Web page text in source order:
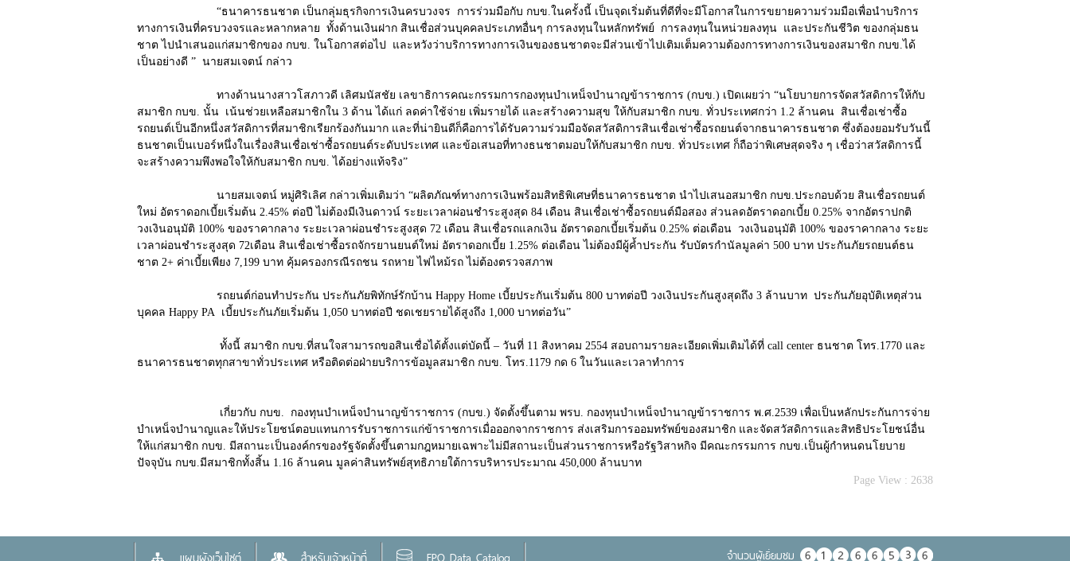
“ธนาคารธนชาต เป็นกลุ่มธุรกิจการเงินครบวงจร การร่วมมือกับ กบข.ในครั้งนี้ เป็นจุดเริ่มต้นที่ดีที่จะมีโอกาสในการขยายความร่วมมือเพื่อนำบริการ
ทางการเงินที่ครบวงจรและหลากหลาย ทั้งด้านเงินฝาก สินเชื่อส่วนบุคคลประเภทอื่นๆ การลงทุนในหลักทรัพย์ การลงทุนในหน่วยลงทุน และประกันชีวิต ของกลุ่มธน
ชาต ไปนำเสนอแก่สมาชิกของ กบข. ในโอกาสต่อไป และหวังว่าบริการทางการเงินของธนชาตจะมีส่วนเข้าไปเติมเต็มความต้องการทางการเงินของสมาชิก กบข.ได้
เป็นอย่างดี ” นายสมเจตน์ กล่าว
ทางด้านนางสาวโสภาวดี เลิศมนัสชัย เลขาธิการคณะกรรมการกองทุนบำเหน็จบำนาญข้าราชการ (กบข.) เปิดเผยว่า “นโยบายการจัดสวัสดิการให้กับ
สมาชิก กบข. นั้น เน้นช่วยเหลือสมาชิกใน 3 ด้าน ได้แก่ ลดค่าใช้จ่าย เพิ่มรายได้ และสร้างความสุข ให้กับสมาชิก กบข. ทั่วประเทศกว่า 1.2 ล้านคน สินเชื่อเช่าซื้อ
รถยนต์เป็นอีกหนึ่งสวัสดิการที่สมาชิกเรียกร้องกันมาก และที่น่ายินดีก็คือการได้รับความร่วมมือจัดสวัสดิการสินเชื่อเช่าซื้อรถยนต์จากธนาคารธนชาต ซึ่งต้องยอมรับวันนี้
ธนชาตเป็นเบอร์หนึ่งในเรื่องสินเชื่อเช่าซื้อรถยนต์ระดับประเทศ และข้อเสนอที่ทางธนชาตมอบให้กับสมาชิก กบข. ทั่วประเทศ ก็ถือว่าพิเศษสุดจริง ๆ เชื่อว่าสวัสดิการนี้
จะสร้างความพึงพอใจให้กับสมาชิก กบข. ได้อย่างแท้จริง”
นายสมเจตน์ หมู่ศิริเลิศ กล่าวเพิ่มเติมว่า “ผลิตภัณฑ์ทางการเงินพร้อมสิทธิพิเศษที่ธนาคารธนชาต นำไปเสนอสมาชิก กบข.ประกอบด้วย สินเชื่อรถยนต์
ใหม่ อัตราดอกเบี้ยเริ่มต้น 2.45% ต่อปี ไม่ต้องมีเงินดาวน์ ระยะเวลาผ่อนชำระสูงสุด 84 เดือน สินเชื่อเช่าซื้อรถยนต์มือสอง ส่วนลดอัตราดอกเบี้ย 0.25% จากอัตราปกติ
วงเงินอนุมัติ 100% ของราคากลาง ระยะเวลาผ่อนชำระสูงสุด 72 เดือน สินเชื่อรถแลกเงิน อัตราดอกเบี้ยเริ่มต้น 0.25% ต่อเดือน วงเงินอนุมัติ 100% ของราคากลาง ระยะ
เวลาผ่อนชำระสูงสุด 72เดือน สินเชื่อเช่าซื้อรถจักรยานยนต์ใหม่ อัตราดอกเบี้ย 1.25% ต่อเดือน ไม่ต้องมีผู้ค้ำประกัน รับบัตรกำนัลมูลค่า 500 บาท ประกันภัยรถยนต์ธน
ชาต 2+ ค่าเบี้ยเพียง 7,199 บาท คุ้มครองกรณีรถชน รถหาย ไฟไหม้รถ ไม่ต้องตรวจสภาพ
รถยนต์ก่อนทำประกัน ประกันภัยพิทักษ์รักบ้าน Happy Home เบี้ยประกันเริ่มต้น 800 บาทต่อปี วงเงินประกันสูงสุดถึง 3 ล้านบาท ประกันภัยอุบัติเหตุส่วน
บุคคล Happy PA เบี้ยประกันภัยเริ่มต้น 1,050 บาทต่อปี ชดเชยรายได้สูงถึง 1,000 บาทต่อวัน”
ทั้งนี้ สมาชิก กบข.ที่สนใจสามารถขอสินเชื่อได้ตั้งแต่บัดนี้ – วันที่ 11 สิงหาคม 2554 สอบถามรายละเอียดเพิ่มเติมได้ที่ call center ธนชาต โทร.1770 และ
ธนาคารธนชาตทุกสาขาทั่วประเทศ หรือติดต่อฝ่ายบริการข้อมูลสมาชิก กบข. โทร.1179 กด 6 ในวันและเวลาทำการ
เกี่ยวกับ กบข. กองทุนบำเหน็จบำนาญข้าราชการ (กบข.) จัดตั้งขึ้นตาม พรบ. กองทุนบำเหน็จบำนาญข้าราชการ พ.ศ.2539 เพื่อเป็นหลักประกันการจ่าย
บำเหน็จบำนาญและให้ประโยชน์ตอบแทนการรับราชการแก่ข้าราชการเมื่อออกจากราชการ ส่งเสริมการออมทรัพย์ของสมาชิก และจัดสวัสดิการและสิทธิประโยชน์อื่น
ให้แก่สมาชิก กบข. มีสถานะเป็นองค์กรของรัฐจัดตั้งขึ้นตามกฎหมายเฉพาะไม่มีสถานะเป็นส่วนราชการหรือรัฐวิสาหกิจ มีคณะกรรมการ กบข.เป็นผู้กำหนดนโยบาย
ปัจจุบัน กบข.มีสมาชิกทั้งสิ้น 1.16 ล้านคน มูลค่าสินทรัพย์สุทธิภายใต้การบริหารประมาณ 450,000 ล้านบาท
Page View : 2638
จำนวนผู้เยื่ยมชม